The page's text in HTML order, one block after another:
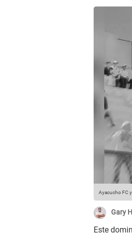
Ayacucho FC
Gary
Este